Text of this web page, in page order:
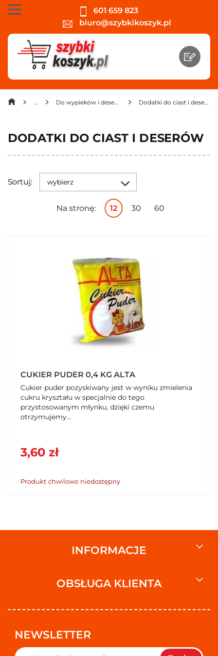
601 659 823
biuro@szybkikoszyk.pl
Do wypieków i deserów Dodatki do ciast i deserów
DODATKI DO CIAST I DESERÓW
Sortuj: wybierz
Na stronę: 12 30 60
CUKIER PUDER 0,4 KG ALTA
Cukier puder pozyskiwany jest w wyniku zmielenia
cukru kryształu w specjalnie do tego
przystosowanym młynku, dzięki czemu
otrzymujemy...
3,60 zł
Produkt chwilowo niedostępny
INFORMACJE
OBSŁUGA KLIENTA
NEWSLETTER